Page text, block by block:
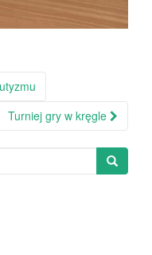
Turniej gry w kręgle